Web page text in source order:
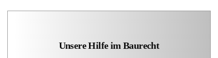
Unsere Hilfe im Baurecht